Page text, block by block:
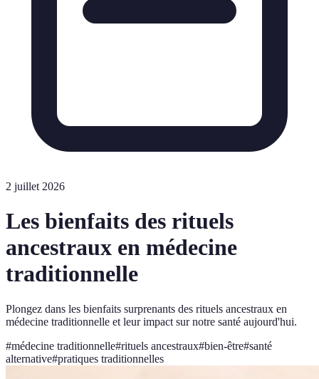
2 juillet 2026
Les bienfaits des rituels
ancestraux en médecine
traditionnelle
Plongez dans les bienfaits surprenants des rituels ancestraux en
médecine traditionnelle et leur impact sur notre santé aujourd'hui.
#médecine traditionnelle#rituels ancestraux#bien-être#santé
alternative#pratiques traditionnelles